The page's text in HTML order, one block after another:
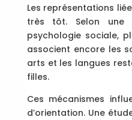
Les représentations
très tôt. Selon une
psychologie sociale,
associent encore les
arts et les langues
filles.
Ces mécanismes
d’orientation. Une